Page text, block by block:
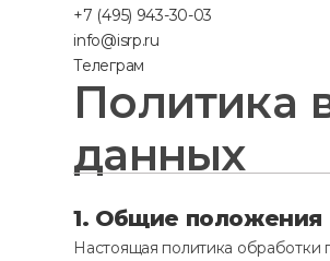
+7 (495) 943-30-03
info@isrp.ru
Телеграм
Политика
данных
1. Общие положения
Настоящая политика обработки